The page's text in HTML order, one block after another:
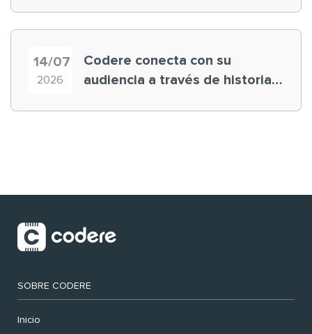
14/07
2026
Codere conecta con su
audiencia a través de historias
SOBRE CODERE
Inicio